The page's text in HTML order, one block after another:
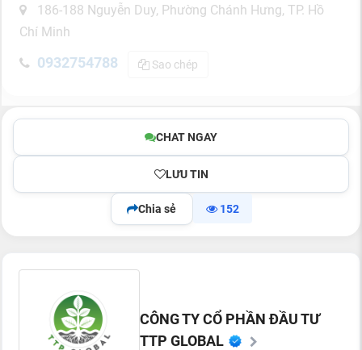
186-188 Nguyễn Duy, Phường Chánh Hưng, TP. Hồ
Chí Minh
0932754788 Sao chép
CHAT NGAY
LƯU TIN
Chia sẻ 152
CÔNG TY CỔ PHẦN ĐẦU TƯ
TTP GLOBAL